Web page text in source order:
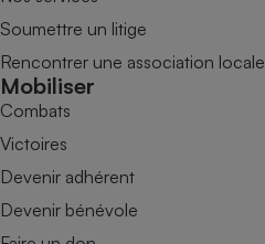
Soumettre un litige
Rencontrer une association locale
Mobiliser
Combats
Victoires
Devenir adhérent
Devenir bénévole